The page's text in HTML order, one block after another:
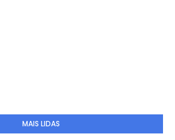
MAIS LIDAS